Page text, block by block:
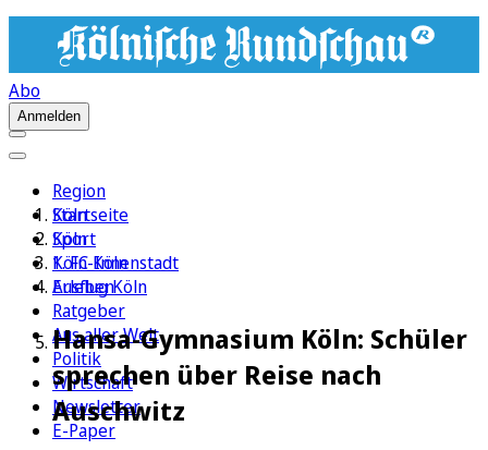
Abo
Anmelden
Region
Köln
Sport
1. FC Köln
Erleben
Ratgeber
Aus aller Welt
Politik
Wirtschaft
Newsletter
E-Paper
Startseite
Köln
Köln-Innenstadt
Ausflug Köln
Hansa-Gymnasium Köln: Schüler
sprechen über Reise nach
Auschwitz